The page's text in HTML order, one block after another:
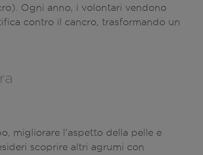
Ogni anno, i volontari vendono
contro il cancro, trasformando un
migliorare l’aspetto della pelle e
scoprire altri agrumi con